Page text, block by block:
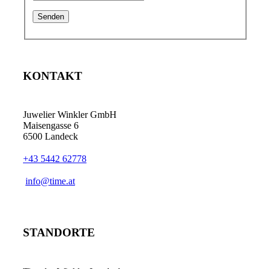
KONTAKT
Juwelier Winkler GmbH
Maisengasse 6
6500 Landeck
+43 5442 62778
info@time.at
STANDORTE